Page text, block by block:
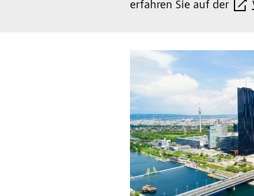
erfahren Sie auf der